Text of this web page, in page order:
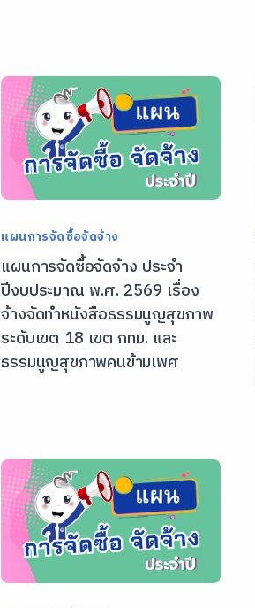
แผนการจัดซื้อจัดจ้าง
แผนการจัดซื้อจัดจ้าง ประจํา
ปีงบประมาณ พ.ศ. 2569 เรื่อง
จ้างจัดทำหนังสือธรรมนูญสุขภาพ
ระดับเขต 18 เขต กทม. และ
ธรรมนูญสุขภาพคนข้ามเพศ